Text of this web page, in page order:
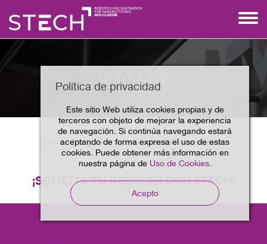
Política de privacidad
Este sitio Web utiliza cookies propias y de
terceros con objeto de mejorar la experiencia
de navegación. Si continúa navegando estará
aceptando de forma expresa el uso de estas
cookies. Puede obtener más información en
nuestra página de Uso de Cookies.
Acepto
Home Formulario solicita-tu-reunion-con-stech
¡SOLICITA TU REUNIÓN CON STECH!